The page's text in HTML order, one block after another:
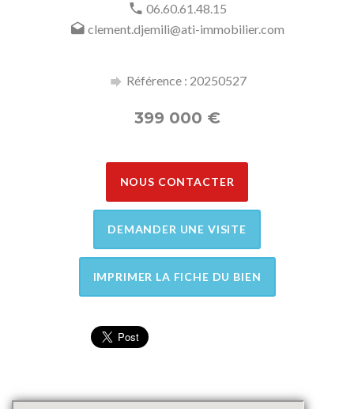
06.60.61.48.15
clement.djemili@ati-immobilier.com
Référence : 20250527
399 000 €
NOUS CONTACTER
DEMANDER UNE VISITE
IMPRIMER LA FICHE DU BIEN